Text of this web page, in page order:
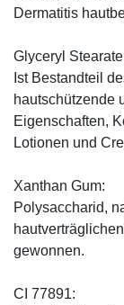
Dermatitis
Glyceryl
Ist Bestandteil
hautschützende
Eigenschaften,
Lotionen und
Xanthan Gum:
Polysaccharid,
gewonnen.
CI 77891: